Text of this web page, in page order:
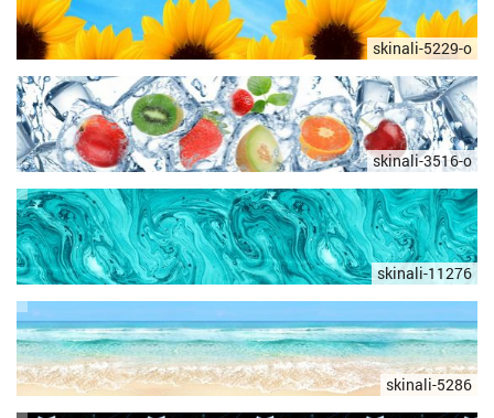
skinali-5229-o
skinali-3516-o
skinali-11276
skinali-5286